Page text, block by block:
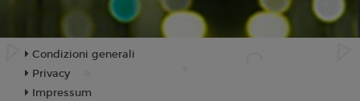
Condizioni generali
Privacy
Impressum